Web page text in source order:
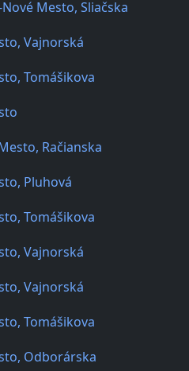
Mesto, Sliačska
Vajnorská
Tomášikova
Račianska
Pluhová
Tomášikova
Vajnorská
Vajnorská
Tomášikova
Odborárska